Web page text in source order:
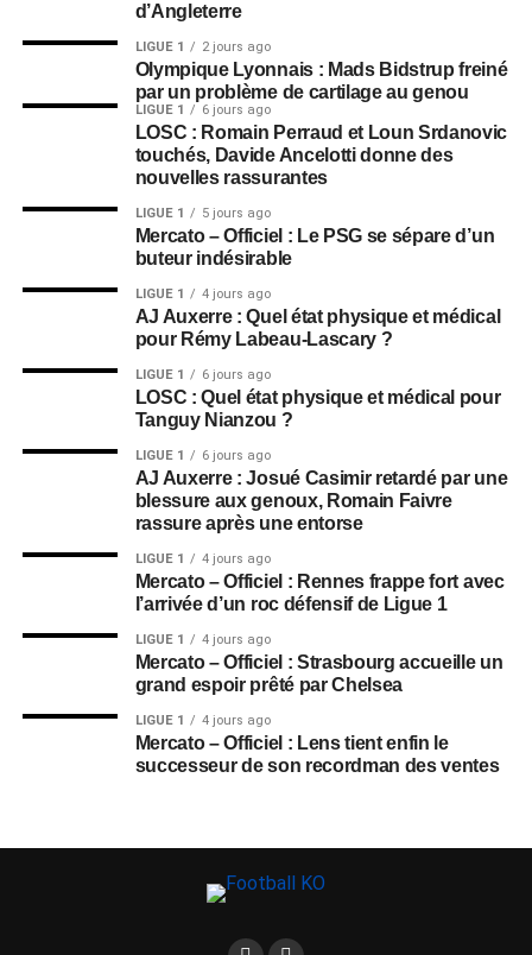
d’Angleterre
LIGUE 1 2 jours ago
Olympique Lyonnais : Mads Bidstrup freiné
par un problème de cartilage au genou
LIGUE 1 6 jours ago
LOSC : Romain Perraud et Loun Srdanovic
touchés, Davide Ancelotti donne des
nouvelles rassurantes
LIGUE 1 5 jours ago
Mercato – Officiel : Le PSG se sépare d’un
buteur indésirable
LIGUE 1 4 jours ago
AJ Auxerre : Quel état physique et médical
pour Rémy Labeau-Lascary ?
LIGUE 1 6 jours ago
LOSC : Quel état physique et médical pour
Tanguy Nianzou ?
LIGUE 1 6 jours ago
AJ Auxerre : Josué Casimir retardé par une
blessure aux genoux, Romain Faivre
rassure après une entorse
LIGUE 1 4 jours ago
Mercato – Officiel : Rennes frappe fort avec
l’arrivée d’un roc défensif de Ligue 1
LIGUE 1 4 jours ago
Mercato – Officiel : Strasbourg accueille un
grand espoir prêté par Chelsea
LIGUE 1 4 jours ago
Mercato – Officiel : Lens tient enfin le
successeur de son recordman des ventes